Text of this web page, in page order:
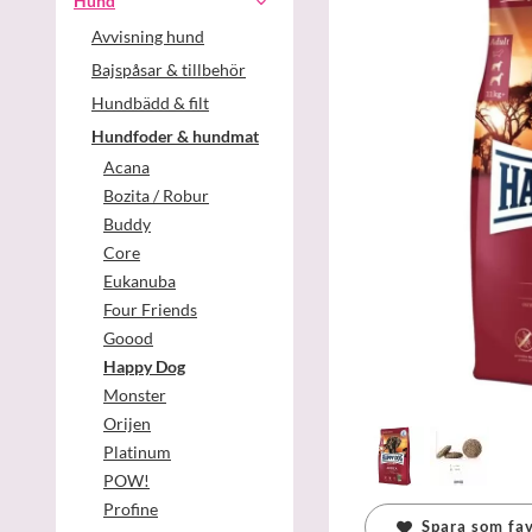
Avvisning hund
Bajspåsar & tillbehör
Hundbädd & filt
Hundfoder & hundmat
Acana
Bozita / Robur
Buddy
Core
Eukanuba
Four Friends
Goood
Happy Dog
Monster
Orijen
Platinum
POW!
Profine
Spara som